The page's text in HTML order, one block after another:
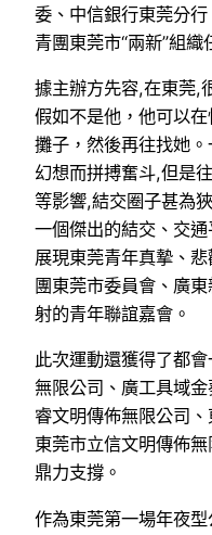
委、中信銀行東莞分
青團東莞市“兩新”組
據主辦方先容,在東莞,
假如不是他，他可以
攤子，然後再往找她
幻想而拼搏奮斗,但是
等影響,結交圈子甚為
一個傑出的結交、交
展現東莞青年真摯、
團東莞市委員會、廣
射的青年聯誼嘉會。
此次運動還獲得了都
無限公司、廣工具域
睿文明傳佈無限公司
東莞市立信文明傳佈
鼎力支撐。
作為東莞第一場年夜